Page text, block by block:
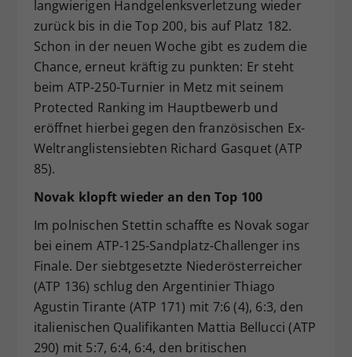
langwierigen Handgelenksverletzung wieder
zurück bis in die Top 200, bis auf Platz 182.
Schon in der neuen Woche gibt es zudem die
Chance, erneut kräftig zu punkten: Er steht
beim ATP-250-Turnier in Metz mit seinem
Protected Ranking im Hauptbewerb und
eröffnet hierbei gegen den französischen Ex-
Weltranglistensiebten Richard Gasquet (ATP
85).
Novak klopft wieder an den Top 100
Im polnischen Stettin schaffte es Novak sogar
bei einem ATP-125-Sandplatz-Challenger ins
Finale. Der siebtgesetzte Niederösterreicher
(ATP 136) schlug den Argentinier Thiago
Agustin Tirante (ATP 171) mit 7:6 (4), 6:3, den
italienischen Qualifikanten Mattia Bellucci (ATP
290) mit 5:7, 6:4, 6:4, den britischen